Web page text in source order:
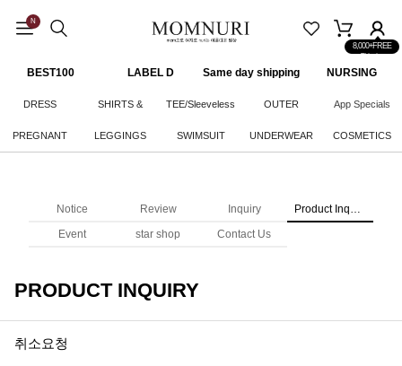
N
8,000+FREE
Shipping
BEST100 LABEL D Same day shipping NURSING
CLOTHES
DRESS SHIRTS &
KNITWEAR
TEE/Sleeveless OUTER App Specials
PREGNANT LEGGINGS SWIMSUIT UNDERWEAR COSMETICS
Notice Review Inquiry
Product Inquiry
Event
star shop Contact Us
PRODUCT INQUIRY
취소요청